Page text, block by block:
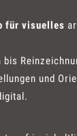
für visuelles
und